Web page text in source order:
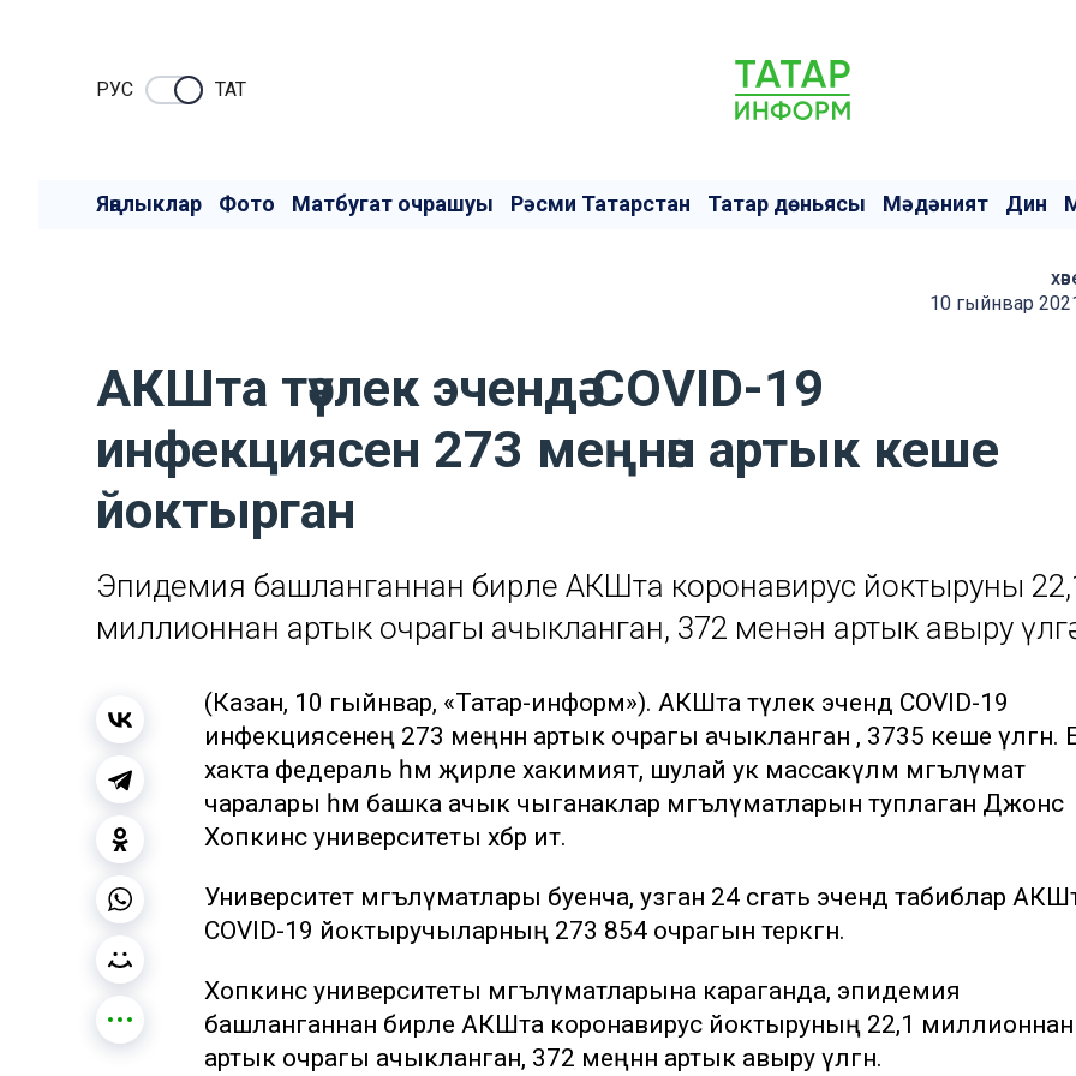
РУC ТАТ
Яңалыклар Фото Матбугат очрашуы Рәсми Татарстан Татар дөньясы Мәдәният Дин
10 гыйнвар
АКШта тәүлек эчендә COVID-19
инфекциясен 273 меңнән артык кеше
йоктырган
Эпидемия башланганнан бирле АКШта коронавирус йоктыруның
миллионнан артык очрагы ачыкланган, 372 меңнән артык авыру
(Казан, 10 гыйнвар, «Татар-информ»). АКШта тәүлек эчендә COVID-19
инфекциясенең 273 меңнән артык очрагы ачыкланган , 3735 кеше үлгән.
хакта федераль һәм җирле хакимият, шулай ук массакүләм мәгълүмат
чаралары һәм башка ачык чыганаклар мәгълүматларын туплаган Джонс
Хопкинс университеты хәбәр итә.
Университет мәгълүматлары буенча, узган 24 сәгать эчендә табиблар
COVID-19 йоктыручыларның 273 854 очрагын теркәгән.
Хопкинс университеты мәгълүматларына караганда, эпидемия
башланганнан бирле АКШта коронавирус йоктыруның 22,1 миллионнан
артык очрагы ачыкланган, 372 меңнән артык авыру үлгән.